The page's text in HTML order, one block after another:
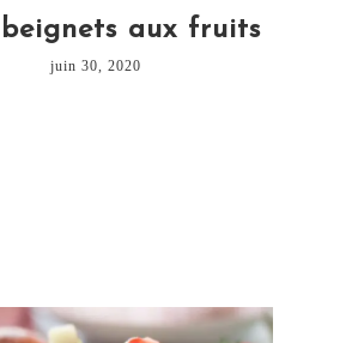
aux fruits
juin 30, 2020